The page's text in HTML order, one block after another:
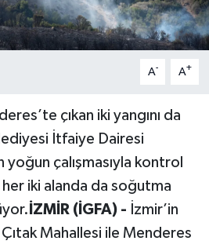
A- A+
çıkan iki yangını da
İtfaiye Dairesi
yoğun çalışmasıyla kontrol
her iki alanda da soğutma
İZMİR (İGFA) - İzmir’in
Mahallesi ile Menderes